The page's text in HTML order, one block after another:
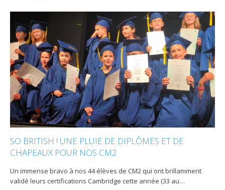
SO BRITISH ! UNE PLUIE DE DIPLÔMES ET DE
CHAPEAUX POUR NOS CM2
Un immense bravo à nos 44 élèves de CM2 qui ont brillamment
validé leurs certifications Cambridge cette année (33 au…